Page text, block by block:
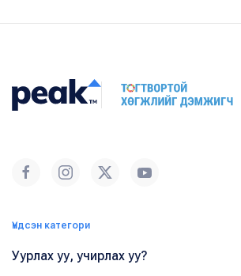
Үндсэн категори
Уурлах уу, учирлах уу?